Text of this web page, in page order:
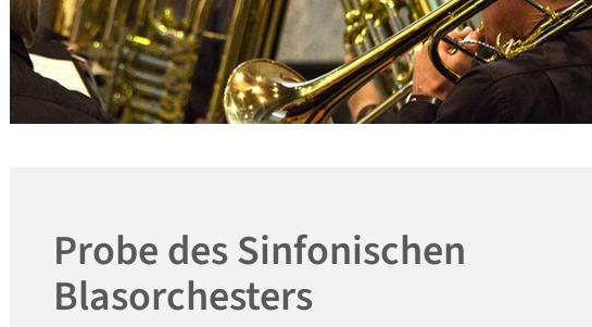
Probe des Sinfonischen
Blasorchesters